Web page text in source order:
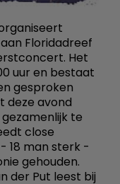
Floridadreef
Het
uur en bestaat
gesproken
deze avond
te
close
18 man sterk -
gehouden.
der Put leest bij